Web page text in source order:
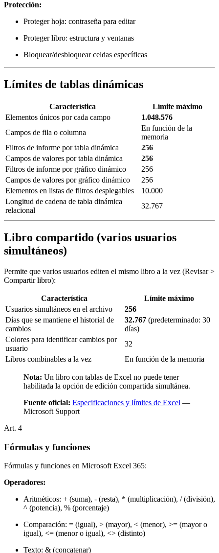
Protección:
Proteger hoja: contraseña para editar
Proteger libro: estructura y ventanas
Bloquear/desbloquear celdas específicas
Límites de tablas dinámicas
Característica
Límite máximo
Elementos únicos por cada campo
1.048.576
Campos de fila o columna
En función de la
memoria
Filtros de informe por tabla dinámica
256
Campos de valores por tabla dinámica
256
Filtros de informe por gráfico dinámico
256
Campos de valores por gráfico dinámico
256
Elementos en listas de filtros desplegables
10.000
Longitud de cadena de tabla dinámica
relacional
32.767
Libro compartido (varios usuarios
simultáneos)
Permite que varios usuarios editen el mismo libro a la vez (Revisar >
Compartir libro):
Característica
Límite máximo
Usuarios simultáneos en el archivo
256
Días que se mantiene el historial de
cambios
32.767 (predeterminado: 30
días)
Colores para identificar cambios por
usuario
32
Libros combinables a la vez
En función de la memoria
Nota: Un libro con tablas de Excel no puede tener
habilitada la opción de edición compartida simultánea.
Fuente oficial: Especificaciones y límites de Excel —
Microsoft Support
Art. 4
Fórmulas y funciones
Fórmulas y funciones en Microsoft Excel 365:
Operadores:
Aritméticos: + (suma), - (resta), * (multiplicación), / (división),
^ (potencia), % (porcentaje)
Comparación: = (igual), > (mayor), < (menor), >= (mayor o
igual), <= (menor o igual), <> (distinto)
Texto: & (concatenar)